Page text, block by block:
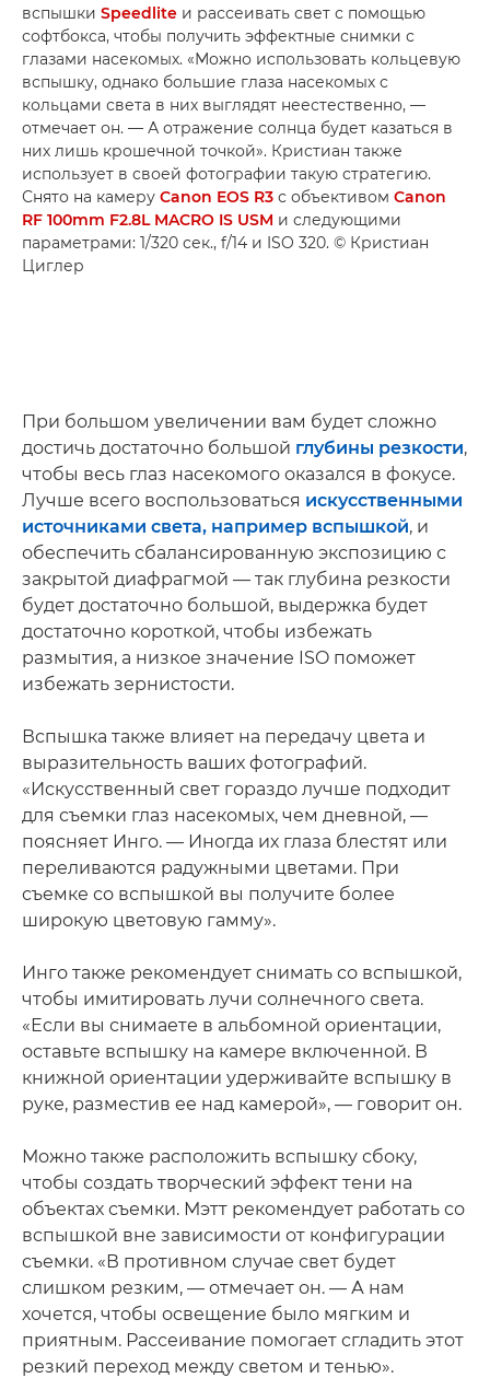
вспышки Speedlite и рассеивать свет с помощью
софтбокса, чтобы получить эффектные снимки с
глазами насекомых. «Можно использовать кольцевую
вспышку, однако большие глаза насекомых с
кольцами света в них выглядят неестественно, —
отмечает он. — А отражение солнца будет казаться в
них лишь крошечной точкой». Кристиан также
использует в своей фотографии такую стратегию.
Снято на камеру Canon EOS R3 с объективом Canon
RF 100mm F2.8L MACRO IS USM и следующими
параметрами: 1/320 сек., f/14 и ISO 320. © Кристиан
Циглер
При большом увеличении вам будет сложно
достичь достаточно большой глубины резкости,
чтобы весь глаз насекомого оказался в фокусе.
Лучше всего воспользоваться искусственными
источниками света, например вспышкой, и
обеспечить сбалансированную экспозицию с
закрытой диафрагмой — так глубина резкости
будет достаточно большой, выдержка будет
достаточно короткой, чтобы избежать
размытия, а низкое значение ISO поможет
избежать зернистости.
Вспышка также влияет на передачу цвета и
выразительность ваших фотографий.
«Искусственный свет гораздо лучше подходит
для съемки глаз насекомых, чем дневной, —
поясняет Инго. — Иногда их глаза блестят или
переливаются радужными цветами. При
съемке со вспышкой вы получите более
широкую цветовую гамму».
Инго также рекомендует снимать со вспышкой,
чтобы имитировать лучи солнечного света.
«Если вы снимаете в альбомной ориентации,
оставьте вспышку на камере включенной. В
книжной ориентации удерживайте вспышку в
руке, разместив ее над камерой», — говорит он.
Можно также расположить вспышку сбоку,
чтобы создать творческий эффект тени на
объектах съемки. Мэтт рекомендует работать со
вспышкой вне зависимости от конфигурации
съемки. «В противном случае свет будет
слишком резким, — отмечает он. — А нам
хочется, чтобы освещение было мягким и
приятным. Рассеивание помогает сгладить этот
резкий переход между светом и тенью».